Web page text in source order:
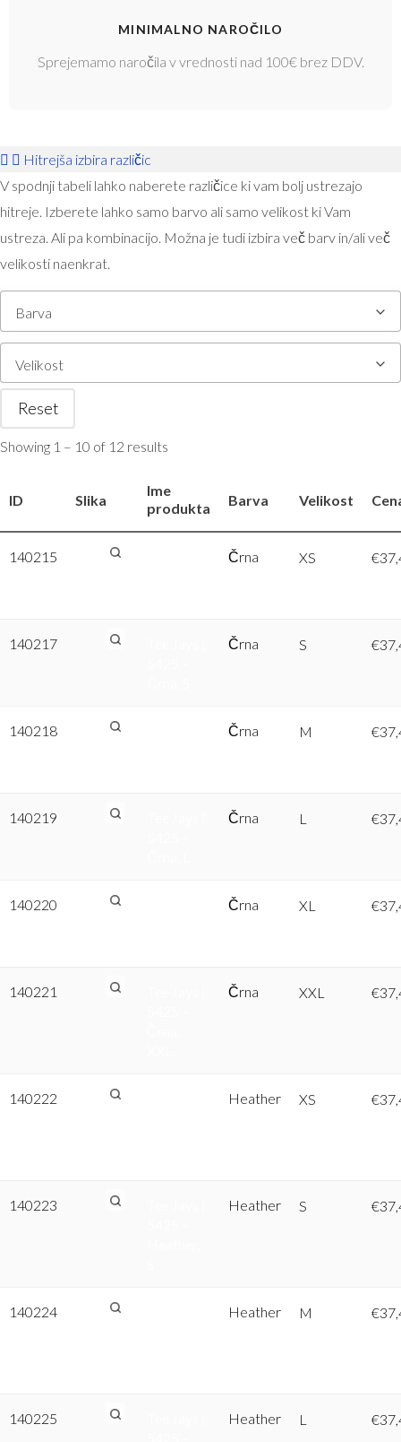
MINIMALNO NAROČILO
Sprejemamo naročila v vrednosti nad 100€ brez DDV.
Hitrejša izbira različic
V spodnji tabeli lahko naberete različice ki vam bolj ustrezajo
hitreje. Izberete lahko samo barvo ali samo velikost ki Vam
ustreza. Ali pa kombinacijo. Možna je tudi izbira več barv in/ali več
velikosti naenkrat.
Barva
Velikost
Reset
Showing 1 – 10 of 12 results
ID Slika
Ime
produkta
Barva Velikost
140215 Črna XS €
140217 Črna S €
140218 Črna M €
140219 Črna L €
140220 Črna XL €
140221 Črna XXL €
140222 Heather XS €
140223 Heather S €
140224 Heather M €
140225 Heather L €